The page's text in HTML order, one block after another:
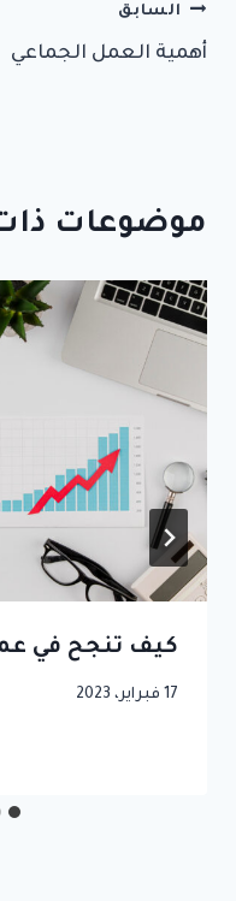
تصفّح
المقالات
السابق
أهمية العمل الجماعي
موضوعات
كيف تنجح في
17 فبراير، 2023